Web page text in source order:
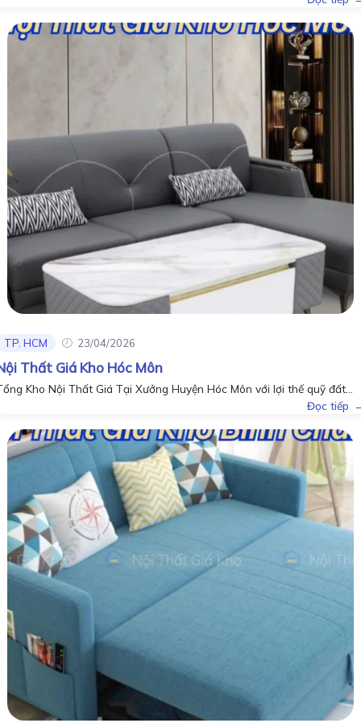
TP. HCM 23/04/2026
Thất Giá Kho Hóc Môn
Kho Nội Thất Giá Tại Xưởng Huyện Hóc Môn với lợi thế quỹ đất...
Đọc tiếp